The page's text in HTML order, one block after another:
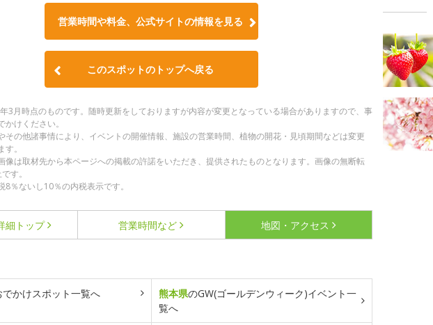
営業時間や料金、公式サイトの情報を見る
このスポットのトップへ戻る
3月時点のものです。随時更新をしておりますが内容が変更となっている場合がありますので、事
けください。
その他諸事情により、イベントの開催情報、施設の営業時間、植物の開花・見頃期間などは変更
。
像は取材先から本ページへの掲載の許諾をいただき、提供されたものとなります。画像の無断転
す。
％ないし10％の内税表示です。
細 トップ 営業時間など 地図・アクセス
でかけスポット一覧へ 熊本県のGW(ゴールデンウィーク)イベント一
覧へ